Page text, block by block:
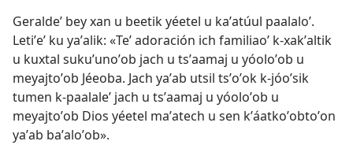
Geraldeʼ bey xan u beetik yéetel u kaʼatúul paalaloʼ.
Letiʼeʼ ku yaʼalik: «Teʼ adoración ich familiaoʼ k-xakʼaltik
u kuxtal sukuʼunoʼob jach u tsʼaamaj u yóoloʼob u
meyajtoʼob Jéeoba. Jach yaʼab utsil tsʼoʼok k-jóoʼsik
tumen k-paalaleʼ jach u tsʼaamaj u yóoloʼob u
meyajtoʼob Dios yéetel maʼatech u sen kʼáatkoʼobtoʼon
yaʼab baʼaloʼob».